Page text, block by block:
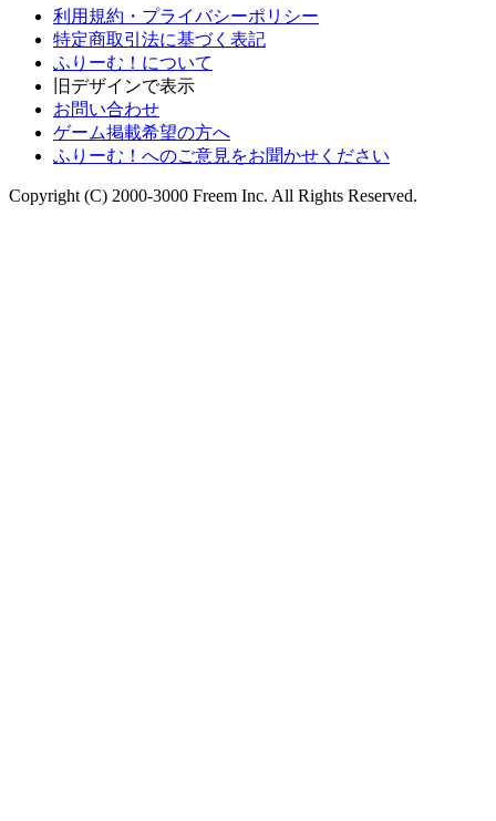
利用規約・プライバシーポリシー
特定商取引法に基づく表記
ふりーむ！について
旧デザインで表示
お問い合わせ
ゲーム掲載希望の方へ
ふりーむ！へのご意見をお聞かせください
Copyright (C) 2000-3000 Freem Inc. All Rights Reserved.